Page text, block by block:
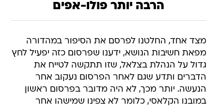
הרבה יותר פולו-אפים
מצד אחד, החלטנו לפרסם את הסיפור במהדורה
מפאת חשיבות הנושא, ידענו שפרסום כזה יפעיל לחץ
גדול על הנהלת בצלאל, שזו תתקשה לטייח את
הדברים ותדע שגם לאחר הפרסום נעקוב אחר
הנעשה. יותר מכך, לא היה מדובר בפרסום ראשון
במובנו הקלאסי, כלומר לא צפינו שמישהו אחר